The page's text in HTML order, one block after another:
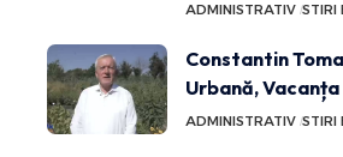
ADMINISTRATIV STIRI
Constantin
Urbană,
ADMINISTRATIV STIRI